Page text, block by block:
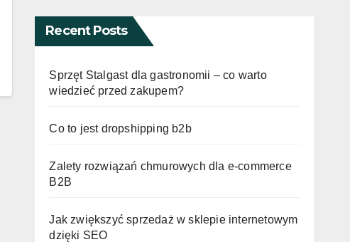
Recent Posts
Sprzęt Stalgast dla gastronomii – co warto
wiedzieć przed zakupem?
Co to jest dropshipping b2b
Zalety rozwiązań chmurowych dla e-commerce
B2B
Jak zwiększyć sprzedaż w sklepie internetowym
dzięki SEO